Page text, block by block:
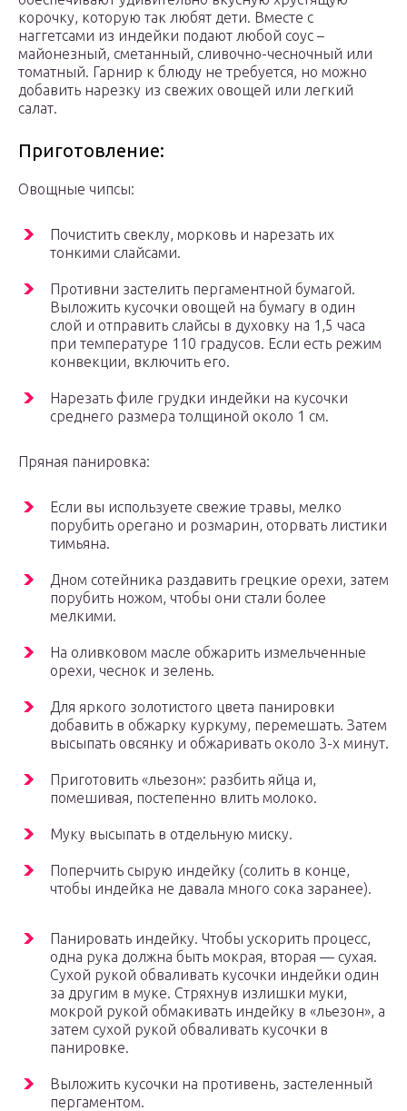
корочку, которую так любят дети. Вместе с
наггетсами из индейки подают любой соус –
майонезный, сметанный, сливочно-чесночный или
томатный. Гарнир к блюду не требуется, но можно
добавить нарезку из свежих овощей или легкий
салат.
Приготовление:
Овощные чипсы:
Почистить свеклу, морковь и нарезать их
тонкими слайсами.
Противни застелить пергаментной бумагой.
Выложить кусочки овощей на бумагу в один
слой и отправить слайсы в духовку на 1,5 часа
при температуре 110 градусов. Если есть режим
конвекции, включить его.
Нарезать филе грудки индейки на кусочки
среднего размера толщиной около 1 см.
Пряная панировка:
Если вы используете свежие травы, мелко
порубить орегано и розмарин, оторвать листики
тимьяна.
Дном сотейника раздавить грецкие орехи, затем
порубить ножом, чтобы они стали более
мелкими.
На оливковом масле обжарить измельченные
орехи, чеснок и зелень.
Для яркого золотистого цвета панировки
добавить в обжарку куркуму, перемешать. Затем
высыпать овсянку и обжаривать около 3-х минут.
Приготовить «льезон»: разбить яйца и,
помешивая, постепенно влить молоко.
Муку высыпать в отдельную миску.
Поперчить сырую индейку (солить в конце,
чтобы индейка не давала много сока заранее).
Панировать индейку. Чтобы ускорить процесс,
одна рука должна быть мокрая, вторая — сухая.
Сухой рукой обваливать кусочки индейки один
за другим в муке. Стряхнув излишки муки,
мокрой рукой обмакивать индейку в «льезон», а
затем сухой рукой обваливать кусочки в
панировке.
Выложить кусочки на противень, застеленный
пергаментом.